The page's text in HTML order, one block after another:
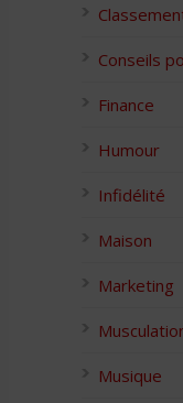
Conseils
Finance
Humour
Infidélité
Maison
Marketing
Musique